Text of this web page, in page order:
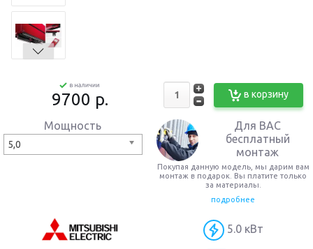
9700 p. в корзину
Мощность
5,0
Для ВАС
бесплатный
монтаж
Покупая данную модель, мы дарим вам
монтаж в подарок. Вы платите только
за материалы.
подробнее
5.0 кВт